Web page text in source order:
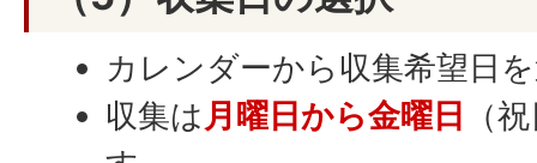
カレンダーから収集希望日
収集は月曜日から金曜日
（